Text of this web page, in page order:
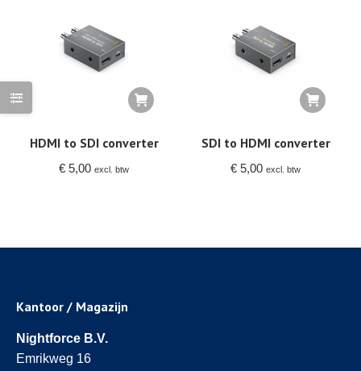
HDMI to SDI converter
€ 5,00 excl. btw
SDI to HDMI converter
€ 5,00 excl. btw
Kantoor / Magazijn
Nightforce B.V.
Emrikweg 16